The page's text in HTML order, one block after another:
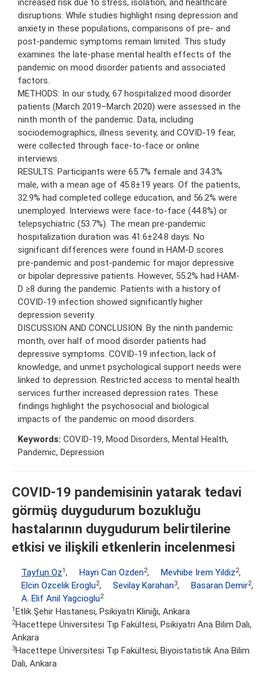
disruptions. While studies highlight rising depression and
anxiety in these populations, comparisons of pre- and
post-pandemic symptoms remain limited. This study
examines the late-phase mental health effects of the
pandemic on mood disorder patients and associated
factors.
METHODS: In our study, 67 hospitalized mood disorder
patients (March 2019–March 2020) were assessed in the
ninth month of the pandemic. Data, including
sociodemographics, illness severity, and COVID-19 fear,
were collected through face-to-face or online
interviews.
RESULTS: Participants were 65.7% female and 34.3%
male, with a mean age of 45.8±19 years. Of the patients,
32.9% had completed college education, and 56.2% were
unemployed. Interviews were face-to-face (44.8%) or
telepsychiatric (53.7%). The mean pre-pandemic
hospitalization duration was 41.6±24.8 days. No
significant differences were found in HAM-D scores
pre-pandemic and post-pandemic for major depressive
or bipolar depressive patients. However, 55.2% had HAM-
D ≥8 during the pandemic. Patients with a history of
COVID-19 infection showed significantly higher
depression severity.
DISCUSSION AND CONCLUSION: By the ninth pandemic
month, over half of mood disorder patients had
depressive symptoms. COVID-19 infection, lack of
knowledge, and unmet psychological support needs were
linked to depression. Restricted access to mental health
services further increased depression rates. These
findings highlight the psychosocial and biological
impacts of the pandemic on mood disorders.
Keywords: COVID-19, Mood Disorders, Mental Health,
Pandemic, Depression
COVID-19 pandemisinin yatarak tedavi
görmüş duygudurum bozukluğu
hastalarının duygudurum belirtilerine
etkisi ve ilişkili etkenlerin incelenmesi
Tayfun Oz1, Hayri Can Ozden2, Mevhibe Irem Yildiz2,
Elcin Ozcelik Eroglu2, Sevilay Karahan3, Basaran Demir2,
A. Elif Anil Yagcioglu2
1Etlik Şehir Hastanesi, Psikiyatri Kliniği, Ankara
2Hacettepe Üniversitesi Tıp Fakültesi, Psikiyatri Ana Bilim Dalı,
Ankara
3Hacettepe Üniversitesi Tıp Fakültesi, Biyoistatistik Ana Bilim
Dalı, Ankara